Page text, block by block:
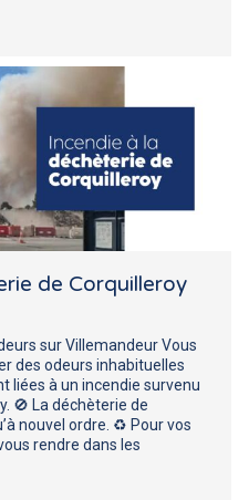
de Corquilleroy
sur Villemandeur Vous
des odeurs inhabituelles
liées à un incendie survenu
🚫 La déchèterie de
nouvel ordre. ♻️ Pour vos
rendre dans les